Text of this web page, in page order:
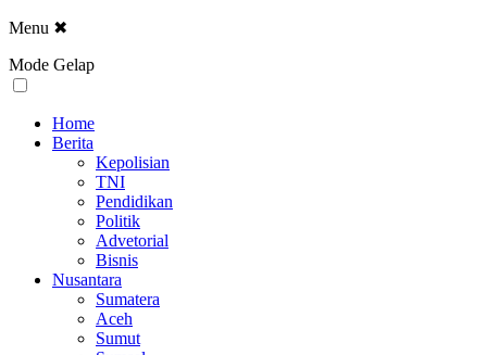
Menu ✖
Mode Gelap
Home
Berita
Kepolisian
TNI
Pendidikan
Politik
Advetorial
Bisnis
Nusantara
Sumatera
Aceh
Sumut